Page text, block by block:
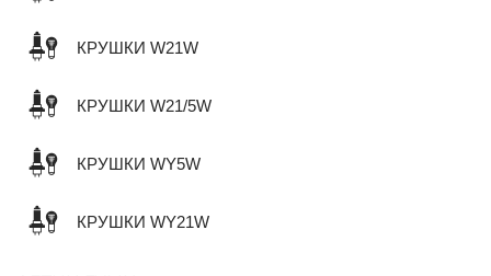
КРУШКИ W21W
КРУШКИ W21/5W
КРУШКИ WY5W
КРУШКИ WY21W